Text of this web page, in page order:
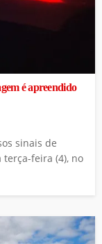
é apreendido
sinais de
feira (4), no